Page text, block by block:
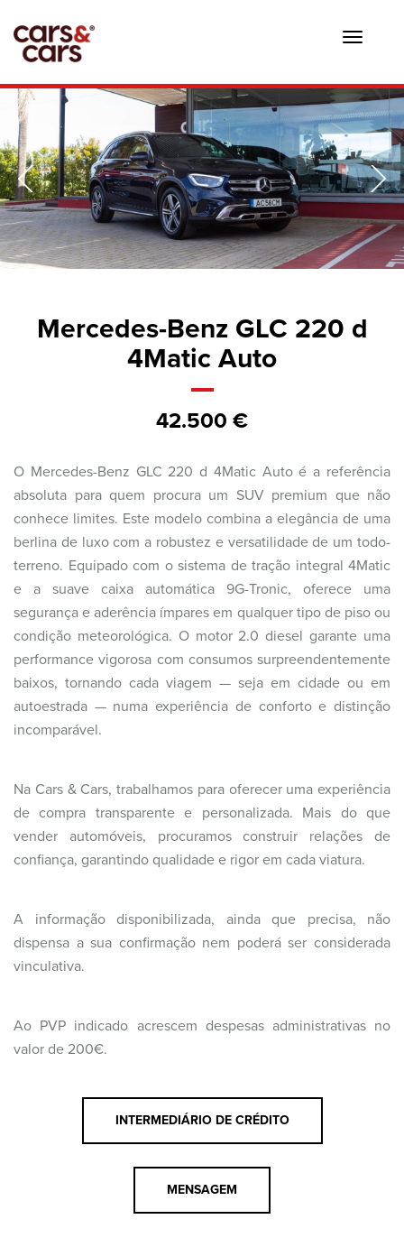
Toggle
Mercedes-Benz GLC 220 d
4Matic Auto
42.500 €
O Mercedes-Benz GLC 220 d 4Matic Auto é a referência
absoluta para quem procura um SUV premium que não
conhece limites. Este modelo combina a elegância de uma
berlina de luxo com a robustez e versatilidade de um todo-
terreno. Equipado com o sistema de tração integral 4Matic
e a suave caixa automática 9G-Tronic, oferece uma
segurança e aderência ímpares em qualquer tipo de piso ou
condição meteorológica. O motor 2.0 diesel garante uma
performance vigorosa com consumos surpreendentemente
baixos, tornando cada viagem — seja em cidade ou em
autoestrada — numa experiência de conforto e distinção
incomparável.
Na Cars & Cars, trabalhamos para oferecer uma experiência
de compra transparente e personalizada. Mais do que
vender automóveis, procuramos construir relações de
confiança, garantindo qualidade e rigor em cada viatura.
A informação disponibilizada, ainda que precisa, não
dispensa a sua confirmação nem poderá ser considerada
vinculativa.
Ao PVP indicado acrescem despesas administrativas no
valor de 200€.
INTERMEDIÁRIO DE CRÉDITO
MENSAGEM